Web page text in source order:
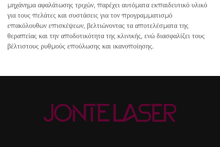
μηχάνημα αφαλάτωσης τριχών, παρέχει αυτόματα εκπαιδευτικό υλικό
για τους πελάτες και συστάσεις για τον προγραμματισμό
επακόλουθων επισκέψεων, βελτιώνοντας τα αποτελέσματα της
θεραπείας και την αποδοτικότητα της κλινικής, ενώ διασφαλίζει τους
βέλτιστους ρυθμούς επούλωσης και ικανοποίησης.